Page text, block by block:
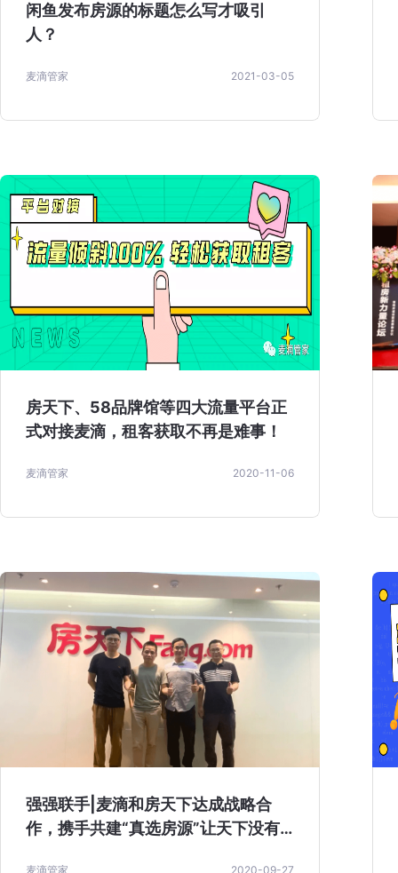
闲鱼发布房源的标题怎么写才吸引
人？
麦滴管家 2021-03-05
房天下、58品牌馆等四大流量平台正
式对接麦滴，租客获取不再是难事！
麦滴管家 2020-11-06
强强联手|麦滴和房天下达成战略合
作，携手共建“真选房源”让天下没有
麦滴管家 2020-09-27